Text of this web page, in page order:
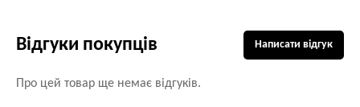
Відгуки покупців
Про цей товар ще немає відгуків.
Написати відгук